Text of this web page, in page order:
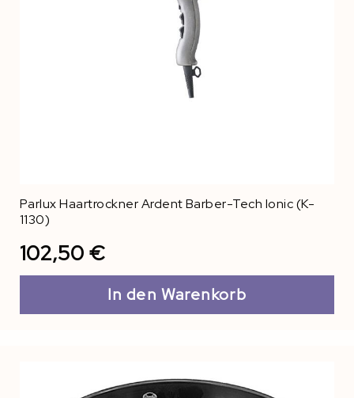
Parlux Haartrockner Ardent Barber-Tech Ionic (K-
1130)
102,50 €
In den Warenkorb